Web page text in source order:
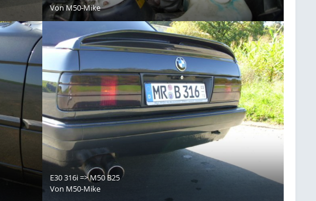
VonM50-Mike
E30 316i => M50 B25
Von M50-Mike